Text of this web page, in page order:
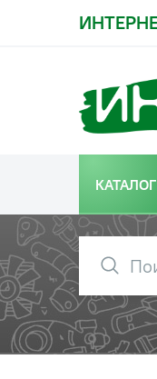
КАТАЛОГ